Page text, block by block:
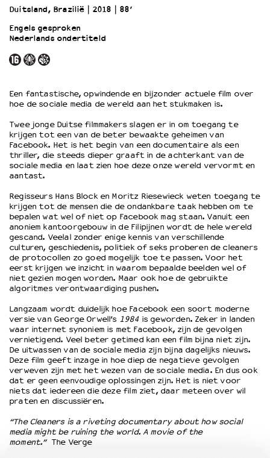
OVER LANTARENVENSTER
Werken bij
Word vriend
Historie
Huisregels
Privacyverklaring
Integriteits- en gedragscode
Duurzaamheid
Culturele boycot Israël
Ruimte voor artistieke vrijheid – VNPF
Duitsland, Brazilië
2018
88’
Engels gesproken
Nederlands ondertiteld
Een fantastische, opwindende en bijzonder actuele film over
hoe de sociale media de wereld aan het stukmaken is.
Twee jonge Duitse filmmakers slagen er in om toegang te
krijgen tot een van de beter bewaakte geheimen van
Facebook. Het is het begin van een documentaire als een
thriller, die steeds dieper graaft in de achterkant van de
sociale media en laat zien hoe deze onze wereld vervormt en
aantast.
Regisseurs Hans Block en Moritz Riesewieck weten toegang te
krijgen tot de mensen die de ondankbare taak hebben om te
bepalen wat wel of niet op Facebook mag staan. Vanuit een
anoniem kantoorgebouw in de Filipijnen wordt de hele wereld
gescand. Veelal zonder enige kennis van verschillende
culturen, geschiedenis, politiek of seks proberen de cleaners
de protocollen zo goed mogelijk toe te passen. Voor het
eerst krijgen we inzicht in waarom bepaalde beelden wel of
niet gezien mogen worden. Maar ook hoe de gebruikte
algoritmes verontwaardiging pushen.
Langzaam wordt duidelijk hoe Facebook een soort moderne
versie van George Orwell’s 1984is geworden. Zeker in landen
waar internet synoniem is met Facebook, zijn de gevolgen
vernietigend. Veel beter getimed kan een film bijna niet zijn.
De uitwassen van de sociale media zijn bijna dagelijks nieuws.
Deze film geeft inzage in hoe diep de negatieve gevolgen
verweven zijn met het wezen van de sociale media. En dus ook
dat er geen eenvoudige oplossingen zijn. Het is niet voor
niets dat iedereen die deze film ziet, daar meteen over wil
praten en discussiëren.
“The Cleaners is a riveting documentary about how social
media might be ruining the world. A movie of the
moment.” The Verge